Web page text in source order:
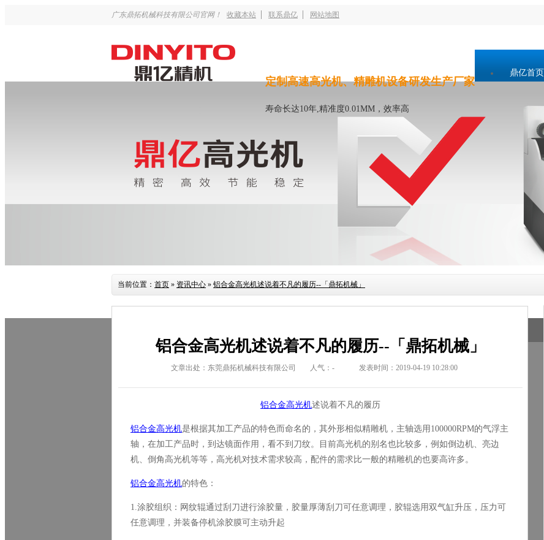
广东鼎拓机械科技有限公司官网！ 收藏本站 联系鼎亿 网站地图
定制高速高光机、精雕机设备研发生产厂家
寿命长达10年,精准度0.01MM，效率高
鼎亿首页
当前位置： 首页 » 资讯中心 » 铝合金高光机述说着不凡的履历--「鼎拓机械」
铝合金高光机述说着不凡的履历--「鼎拓机械」
文章出处：东莞鼎拓机械科技有限公司 人气： - 发表时间：2019-04-19 10:28:00
铝合金高光机述说着不凡的履历
铝合金高光机是根据其加工产品的特色而命名的，其外形相似精雕机，主轴选用 100000RPM的气浮主
轴，在加工产品时，到达镜面作用，看不到刀纹。目前高光机的别名也比较多，例如倒边机、亮边
机、倒角高光机等等，高光机对技术需求较高，配件的需求比一般的精雕机的也要高许多。
铝合金高光机的特色：
1.涂胶组织：网纹辊通过刮刀进行涂胶量，胶量厚薄刮刀可任意调理，胶辊选用双气缸升压，压力可
任意调理，并装备停机涂胶膜可主动升起